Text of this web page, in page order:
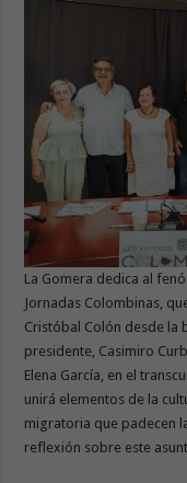
La Gomera dedica al
Jornadas Colombinas,
Cristóbal Colón desde la
presidente, Casimiro
Elena García, en el
unirá elementos de la
migratoria que padecen
reflexión sobre este